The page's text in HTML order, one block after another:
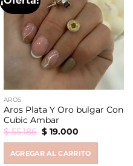
AROS
Aros Plata Y Oro bulgar Con
Cubic Ambar
$55.186 Original
price
$ 55.186.
$19.000Current
$ 19.000.
AGREGAR AL CARRITO